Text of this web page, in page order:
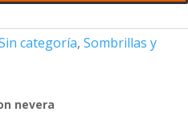
categoría, Sombrillas y
nevera